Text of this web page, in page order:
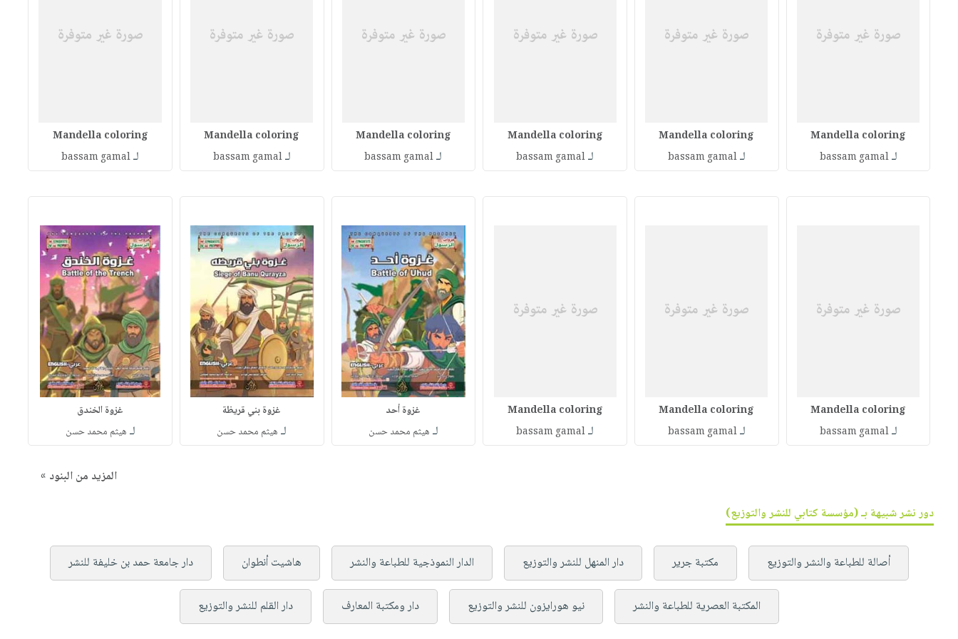
Mandella coloring
لـbassam gamal
Mandella coloring
لـbassam gamal
Mandella coloring
لـbassam gamal
Mandella coloring
لـbassam gamal
Mandella coloring
لـbassam gamal
Mandella coloring
لـbassam gamal
Mandella coloring
لـbassam gamal
Mandella coloring
لـbassam gamal
Mandella coloring
لـbassam gamal
غزوة أحد
لـ هيثم محمد حسن
غزوة بني قريظة
لـ هيثم محمد حسن
غزوة الخندق
لـ هيثم محمد حسن
المزيد من البنود »
دور نشر شبيهة بـ (مؤسسة كتابي للنشر والتوزيع)
أصالة للطباعة والنشر والتوزيع مكتبة جرير دار المنهل للنشر والتوزيع الدار النموذجية للطباعة والنشر هاشيت أنطوان دار جامعة حمد بن خليفة للنشر
المكتبة العصرية للطباعة والنشر نيو هورايزون للنشر والتوزيع دار ومكتبة المعارف دار القلم للنشر والتوزيع